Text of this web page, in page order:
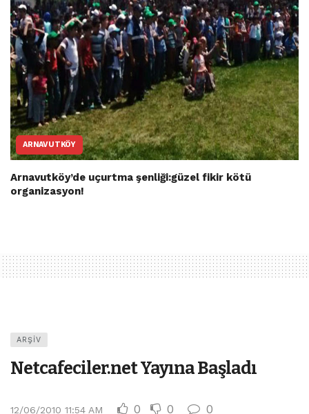
ARNAVUTKÖY
Arnavutköy’de uçurtma şenliği:güzel fikir kötü
organizasyon!
ARŞIV
Netcafeciler.net Yayına Başladı
12/06/2010 11:54 AM 0 0 0